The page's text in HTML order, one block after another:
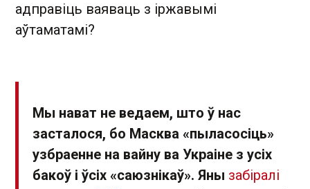
адправіць ваяваць з іржавымі
аўтаматамі?
Мы нават не ведаем, што ў нас
засталося, бо Масква «пыласосіць»
узбраенне на вайну ва Украіне з усіх
бакоў і ўсіх «саюзнікаў». Яны забіралі